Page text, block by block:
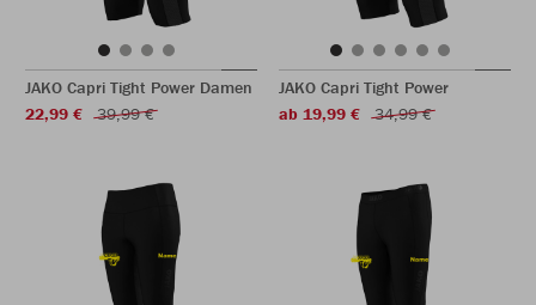
JAKO Capri Tight Power Damen
22,99 €
39,99 €
JAKO Capri Tight Power
ab 19,99 €
34,99 €